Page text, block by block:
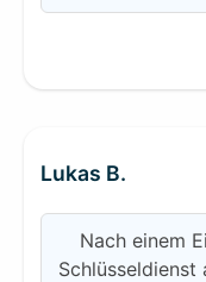
Lukas B.
Nach einem
Schlüsseldienst